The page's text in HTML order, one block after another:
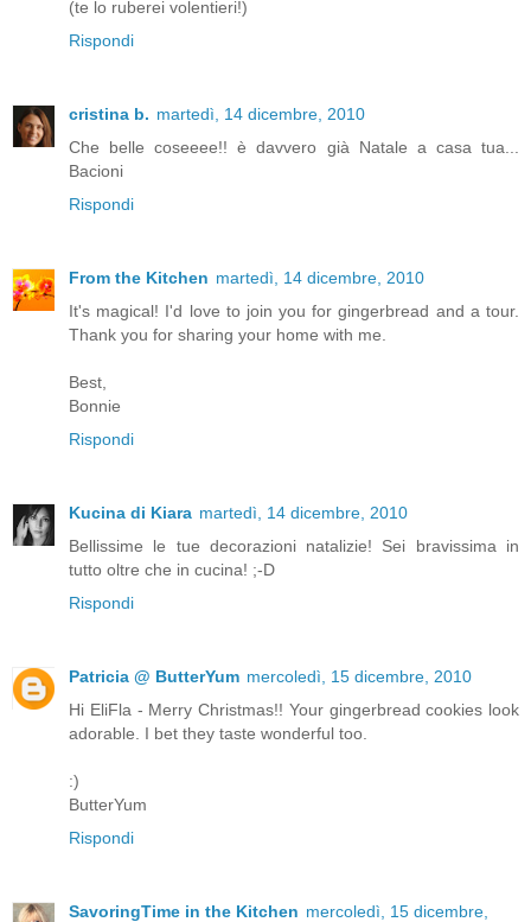
(te lo ruberei volentieri!)
Rispondi
cristina b. martedì, 14 dicembre, 2010
Che belle coseeee!! è davvero già Natale a casa tua...
Bacioni
Rispondi
From the Kitchen martedì, 14 dicembre, 2010
It's magical! I'd love to join you for gingerbread and a tour.
Thank you for sharing your home with me.
Best,
Bonnie
Rispondi
Kucina di Kiara martedì, 14 dicembre, 2010
Bellissime le tue decorazioni natalizie! Sei bravissima in
tutto oltre che in cucina! ;-D
Rispondi
Patricia @ ButterYum mercoledì, 15 dicembre, 2010
Hi EliFla - Merry Christmas!! Your gingerbread cookies look
adorable. I bet they taste wonderful too.
:)
ButterYum
Rispondi
SavoringTime in the Kitchen mercoledì, 15 dicembre,